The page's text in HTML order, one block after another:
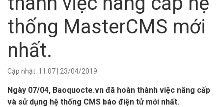
thống MasterCMS mới
nhất.
Cập nhật: 11:07 23/04/2019
Ngày 07/04, Baoquocte.vn đã hoàn thành việc nâng cấp
và sử dụng hệ thống CMS báo điện tử mới nhất.